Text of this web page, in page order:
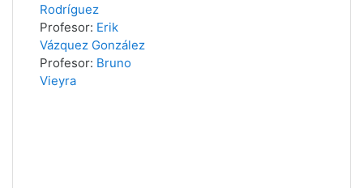
Rodríguez
Profesor: Erik
Vázquez González
Profesor: Bruno
Vieyra